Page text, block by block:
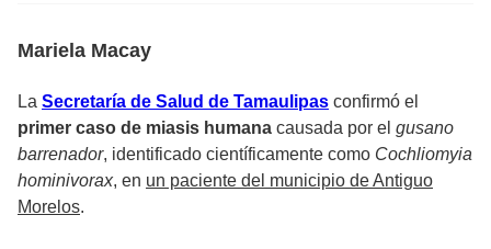
Mariela Macay
La Secretaría de Salud de Tamaulipas confirmó el
primer caso de miasis humana causada por el gusano
barrenador, identificado científicamente como Cochliomyia
hominivorax, en un paciente del municipio de Antiguo
Morelos.